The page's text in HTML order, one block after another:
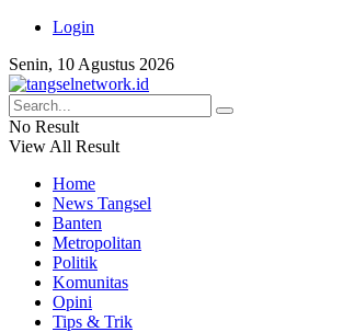
Login
Senin, 10 Agustus 2026
No Result
View All Result
Home
News Tangsel
Banten
Metropolitan
Politik
Komunitas
Opini
Tips & Trik